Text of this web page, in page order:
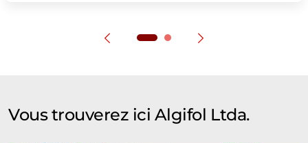
Vous trouverez ici Algifol Ltda.